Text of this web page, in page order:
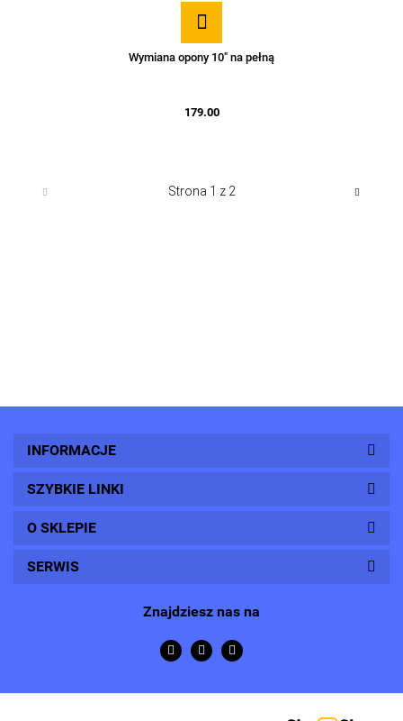
Wymiana opony 10" na pełną
179.00
INFORMACJE
SZYBKIE LINKI
O SKLEPIE
SERWIS
Znajdziesz nas na